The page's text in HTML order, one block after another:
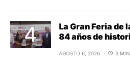
La Gran Feria de
84 años de
AGOSTO 6, 2026 3